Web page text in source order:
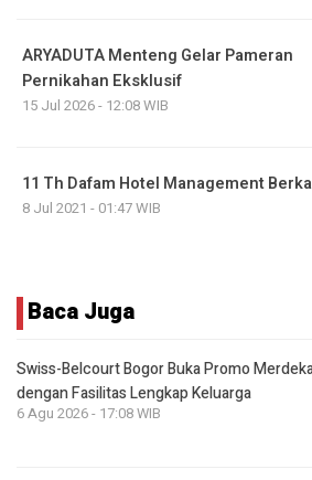
ARYADUTA Menteng Gelar Pameran
Pernikahan Eksklusif
15 Jul 2026 - 12:08 WIB
11 Th Dafam Hotel Management
8 Jul 2021 - 01:47 WIB
Baca Juga
Swiss-Belcourt Bogor Buka Promo
dengan Fasilitas Lengkap Keluarga
6 Agu 2026 - 17:08 WIB